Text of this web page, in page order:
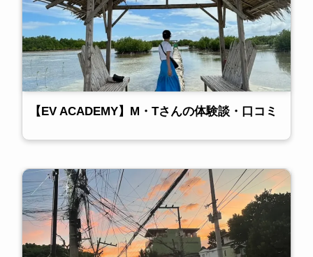
【EV ACADEMY】M・Tさんの体験談・口コミ